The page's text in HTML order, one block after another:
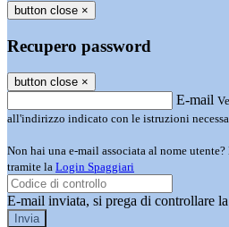
button close ×
Recupero password
button close ×
E-mail
all'indirizzo indicato con le istruzioni
Non hai una e-mail associata al nome
tramite la Login Spaggiari
E-mail inviata, si prega di controllare